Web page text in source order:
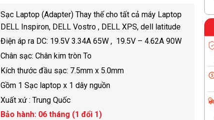
Sạc Laptop (Adapter) Thay thế cho tất cả máy Laptop
DELL Inspiron, DELL Vostro , DELL XPS, dell latitude
Điện áp ra DC: 19.5V 3.34A 65W , 19.5V – 4.62A 90W
Chân sạc: Chân kim tròn To
Kích thước đầu sạc: 7.5mm x 5.0mm
Gồm 1 Sạc laptop x 1 dây nguồn
Xuất xứ : Trung Quốc
Bảo hành: 06 tháng (1 đổi 1)